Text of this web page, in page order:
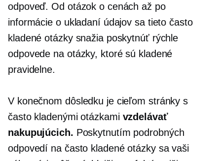
odpoveď. Od otázok o cenách až po
informácie o ukladaní údajov sa tieto často
kladené otázky snažia poskytnúť rýchle
odpovede na otázky, ktoré sú kladené
pravidelne.
V konečnom dôsledku je cieľom stránky s
často kladenými otázkami vzdelávať
nakupujúcich. Poskytnutím podrobných
odpovedí na často kladené otázky sa vaši